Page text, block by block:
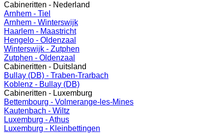
Cabineritten - Nederland
Arnhem - Tiel
Arnhem - Winterswijk
Haarlem - Maastricht
Hengelo - Oldenzaal
Winterswijk - Zutphen
Zutphen - Oldenzaal
Cabineritten - Duitsland
Bullay (DB) - Traben-Trarbach
Koblenz - Bullay (DB)
Cabineritten - Luxemburg
Bettembourg - Volmerange-les-Mines
Kautenbach - Wiltz
Luxemburg - Athus
Luxemburg - Kleinbettingen